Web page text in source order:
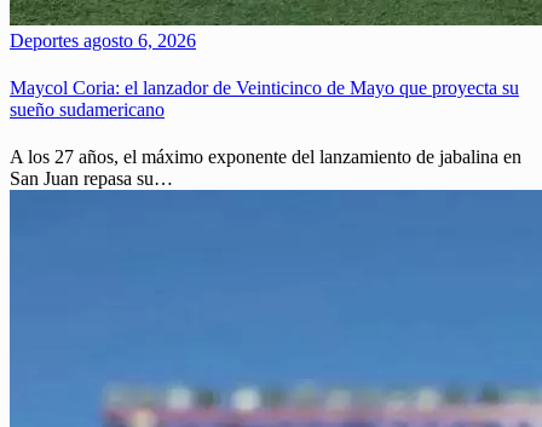
Deportes agosto 6, 2026
Maycol Coria: el lanzador de Veinticinco de Mayo que proyecta su
sueño sudamericano
A los 27 años, el máximo exponente del lanzamiento de jabalina en
San Juan repasa su…